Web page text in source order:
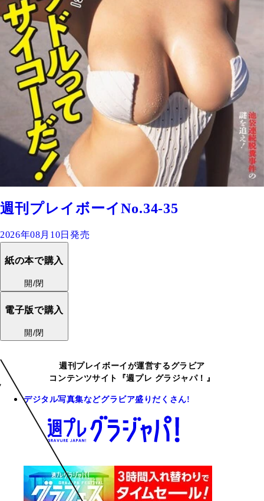
週刊プレイボーイNo.34-35
2026年08月10日発売
紙の本で購入
開/閉
電子版で購入
開/閉
週刊プレイボーイが運営するグラビア
コンテンツサイト『週プレ グラジャパ！』
デジタル写真集などグラビア盛りだくさん!